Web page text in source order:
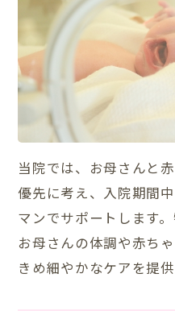
当院では、お母さんと
優先に考え、入院期間
マンでサポートします
お母さんの体調や赤ち
きめ細やかなケアを提供